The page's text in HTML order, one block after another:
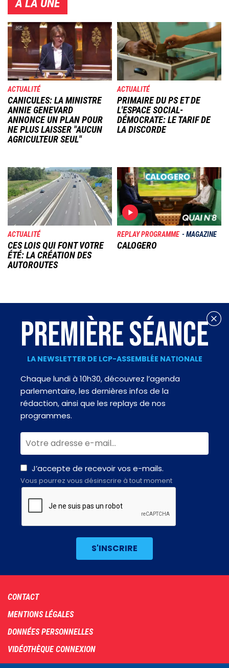
À LA UNE
Image
ACTUALITÉ
CANICULES: LA MINISTRE
ANNIE GENEVARD
ANNONCE UN PLAN POUR
NE PLUS LAISSER "AUCUN
AGRICULTEUR SEUL"
Image
ACTUALITÉ
PRIMAIRE DU PS ET DE
L'ESPACE SOCIAL-
DÉMOCRATE: LE TARIF DE
LA DISCORDE
Image
ACTUALITÉ
CES LOIS QUI FONT VOTRE
ÉTÉ: LA CRÉATION DES
AUTOROUTES
Image
REPLAY PROGRAMME MAGAZINE
CALOGERO
PREMIÈRE SÉANCE
LA NEWSLETTER DE LCP-ASSEMBLÉE NATIONALE
Chaque lundi à 10h30, découvrez l’agenda
parlementaire, les dernières infos de la
rédaction, ainsi que les replays de nos
programmes.
J’accepte de recevoir vos e-mails.
Vous pourrez vous désinscrire à tout moment
Footer
menu
CONTACT
MENTIONS LÉGALES
DONNÉES PERSONNELLES
VIDÉOTHÈQUE CONNEXION